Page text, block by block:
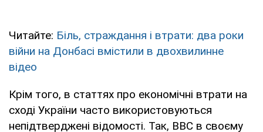
Читайте: Біль, страждання і втрати: два роки
війни на Донбасі вмістили в двохвилинне
відео
Крім того, в статтях про економічні втрати на
сході України часто використовуються
непідтверджені відомості. Так, BBC в своєму